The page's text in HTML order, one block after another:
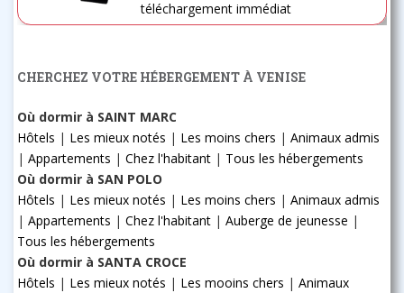
téléchargement immédiat
CHERCHEZ VOTRE HÉBERGEMENT À VENISE
Où dormir à SAINT MARC
Hôtels | Les mieux notés | Les moins chers | Animaux admis
| Appartements | Chez l'habitant | Tous les hébergements
Où dormir à SAN POLO
Hôtels | Les mieux notés | Les moins chers | Animaux admis
| Appartements | Chez l'habitant | Auberge de jeunesse |
Tous les hébergements
Où dormir à SANTA CROCE
Hôtels | Les mieux notés | Les mooins chers | Animaux